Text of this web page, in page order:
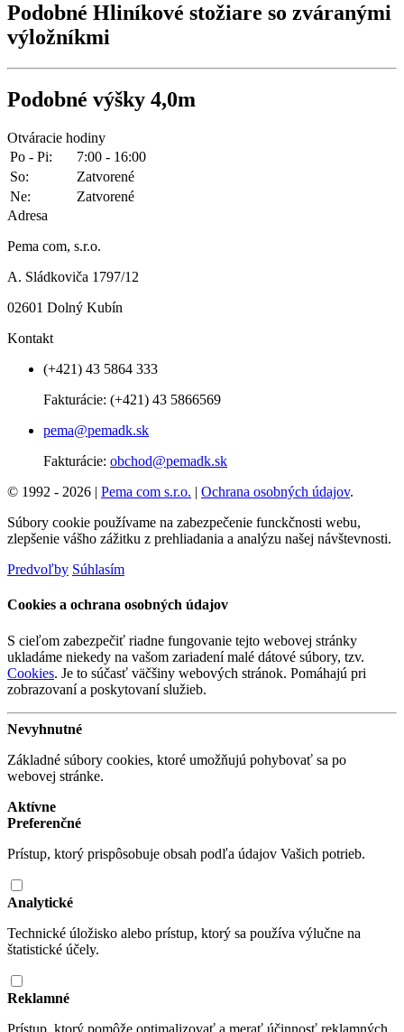
Podobné Hliníkové stožiare so zváranými
výložníkmi
Podobné výšky 4,0m
Otváracie hodiny
Po - Pi:
7:00 - 16:00
So:
Zatvorené
Ne:
Zatvorené
Adresa
Pema com, s.r.o.
A. Sládkoviča 1797/12
02601 Dolný Kubín
Kontakt
(+421) 43 5864 333
Fakturácie: (+421) 43 5866569
pema@pemadk.sk
Fakturácie: obchod@pemadk.sk
© 1992 - 2026 | Pema com s.r.o. | Ochrana osobných údajov.
Súbory cookie používame na zabezpečenie funckčnosti webu,
zlepšenie vášho zážitku z prehliadania a analýzu našej návštevnosti.
Predvoľby Súhlasím
Cookies a ochrana osobných údajov
S cieľom zabezpečiť riadne fungovanie tejto webovej stránky
ukladáme niekedy na vašom zariadení malé dátové súbory, tzv.
Cookies. Je to súčasť väčšiny webových stránok. Pomáhajú pri
zobrazovaní a poskytovaní služieb.
Nevyhnutné
Základné súbory cookies, ktoré umožňujú pohybovať sa po
webovej stránke.
Aktívne
Preferenčné
Prístup, ktorý prispôsobuje obsah podľa údajov Vašich potrieb.
Analytické
Technické úložisko alebo prístup, ktorý sa používa výlučne na
štatistické účely.
Reklamné
Prístup, ktorý pomôže optimalizovať a merať účinnosť reklamných